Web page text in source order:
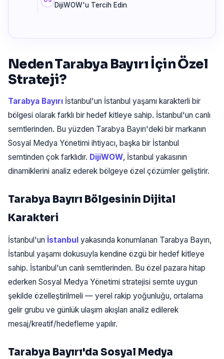
DijiWOW'u Tercih Edin
Neden Tarabya Bayırı İçin Özel
Strateji?
Tarabya Bayırı İstanbul'un İstanbul yaşamı karakterli bir
bölgesi olarak farklı bir hedef kitleye sahip. İstanbul'un canlı
semtlerinden. Bu yüzden Tarabya Bayırı'deki bir markanın
Sosyal Medya Yönetimi ihtiyacı, başka bir İstanbul
semtinden çok farklıdır. DijiWOW, İstanbul yakasının
dinamiklerini analiz ederek bölgeye özel çözümler geliştirir.
Tarabya Bayırı Bölgesinin Dijital
Karakteri
İstanbul'un İstanbul yakasında konumlanan Tarabya Bayırı,
İstanbul yaşamı dokusuyla kendine özgü bir hedef kitleye
sahip. İstanbul'un canlı semtlerinden. Bu özel pazara hitap
ederken Sosyal Medya Yönetimi stratejisi semte uygun
şekilde özelleştirilmeli — yerel rakip yoğunluğu, ortalama
gelir grubu ve günlük ulaşım akışları analiz edilerek
mesaj/kreatif/hedefleme yapılır.
Tarabya Bayırı'da Sosyal Medya